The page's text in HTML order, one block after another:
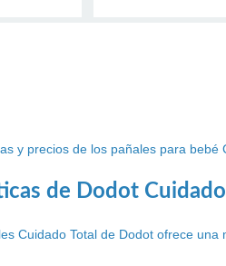
y precios de los pañales para
de Dodot Cuidado
Cuidado Total de Dodot ofrece